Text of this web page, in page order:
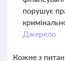
порушує
Джерело
Кожне з